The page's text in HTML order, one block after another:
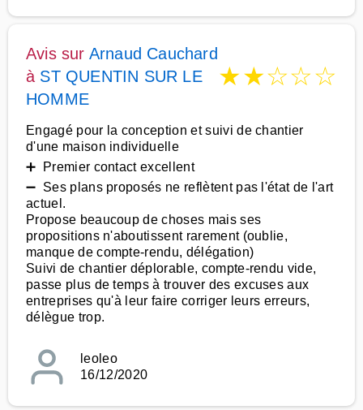
Avis sur Arnaud Cauchard
à ST QUENTIN SUR LE
HOMME
★★☆☆☆
Engagé pour la conception et suivi de chantier
d'une maison individuelle
➕ Premier contact excellent
➖ Ses plans proposés ne reflètent pas l'état de l'art
actuel.
Propose beaucoup de choses mais ses
propositions n'aboutissent rarement (oublie,
manque de compte-rendu, délégation)
Suivi de chantier déplorable, compte-rendu vide,
passe plus de temps à trouver des excuses aux
entreprises qu'à leur faire corriger leurs erreurs,
délègue trop.
leoleo
16/12/2020